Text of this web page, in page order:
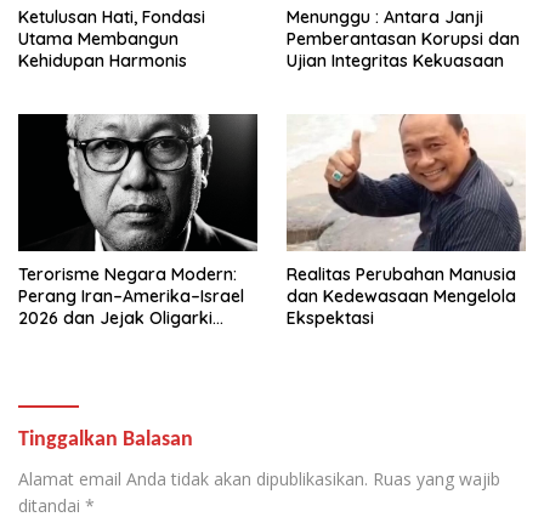
Ketulusan Hati, Fondasi
Utama Membangun
Kehidupan Harmonis
Menunggu : Antara Janji
Pemberantasan Korupsi dan
Ujian Integritas Kekuasaan
Terorisme Negara Modern:
Perang Iran–Amerika–Israel
2026 dan Jejak Oligarki
Realitas Perubahan Manusia
dan Kedewasaan Mengelola
Ekspektasi
Tinggalkan Balasan
Alamat email Anda tidak akan dipublikasikan. Ruas yang wajib
ditandai *